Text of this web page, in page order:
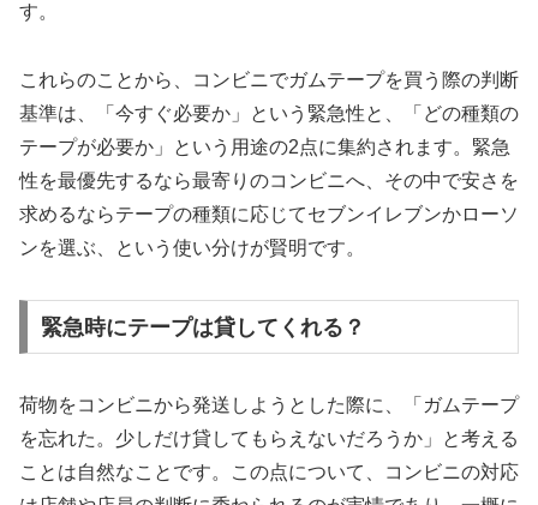
す。
これらのことから、コンビニでガムテープを買う際の判断
基準は、「今すぐ必要か」という緊急性と、「どの種類の
テープが必要か」という用途の2点に集約されます。緊急
性を最優先するなら最寄りのコンビニへ、その中で安さを
求めるならテープの種類に応じてセブンイレブンかローソ
ンを選ぶ、という使い分けが賢明です。
緊急時にテープは貸してくれる？
荷物をコンビニから発送しようとした際に、「ガムテープ
を忘れた。少しだけ貸してもらえないだろうか」と考える
ことは自然なことです。この点について、コンビニの対応